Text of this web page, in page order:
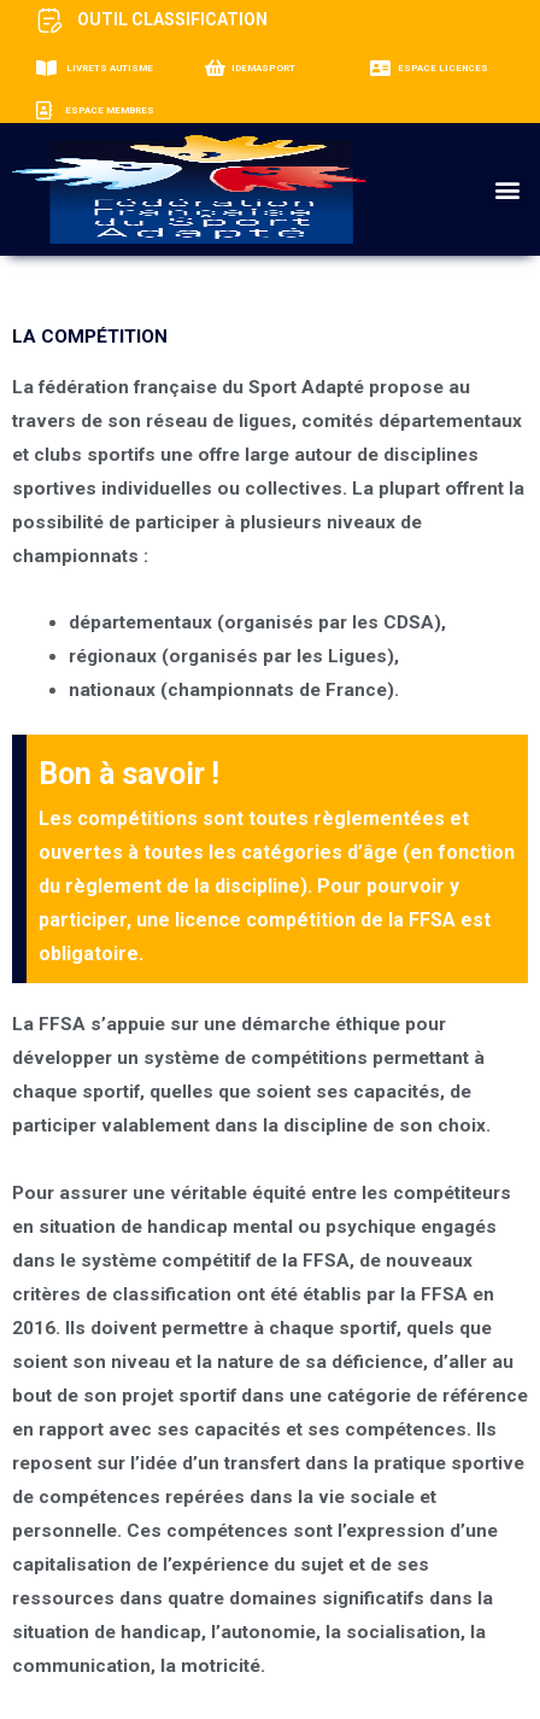
OUTIL CLASSIFICATION
LIVRETS AUTISME IDEMASPORT ESPACE LICENCES
ESPACE MEMBRES
LA COMPÉTITION
La fédération française du Sport Adapté propose au
travers de son réseau de ligues, comités départementaux
et clubs sportifs une offre large autour de disciplines
sportives individuelles ou collectives. La plupart offrent la
possibilité de participer à plusieurs niveaux de
championnats :
départementaux(organisés par les CDSA),
régionaux(organisés par les Ligues),
nationaux(championnats de France).
Bon à savoir !
Les compétitions sont toutes règlementées et
ouvertes à toutes les catégories d’âge (en fonction
du règlement de la discipline). Pour pourvoir y
participer, une licence compétition de la FFSA est
obligatoire.
La FFSA s’appuie sur une démarche éthique pour
développer un système de compétitions permettant à
chaque sportif, quelles que soient ses capacités, de
participer valablement dans la discipline de son choix.
Pour assurer une véritable équité entre les compétiteurs
en situation de handicap mental ou psychique engagés
dans le système compétitif de la FFSA, de nouveaux
critères de classification ont été établis par la FFSA en
2016. Ils doivent permettre à chaque sportif, quels que
soient son niveau et la nature de sa déficience, d’aller au
bout de son projet sportif dans une catégorie de référence
en rapport avec ses capacités et ses compétences. Ils
reposent sur l’idée d’un transfert dans la pratique sportive
de compétences repérées dans la vie sociale et
personnelle. Ces compétences sont l’expression d’une
capitalisation de l’expérience du sujet et de ses
ressources dans quatre domaines significatifs dans la
situation de handicap, l’autonomie, la socialisation, la
communication, la motricité.